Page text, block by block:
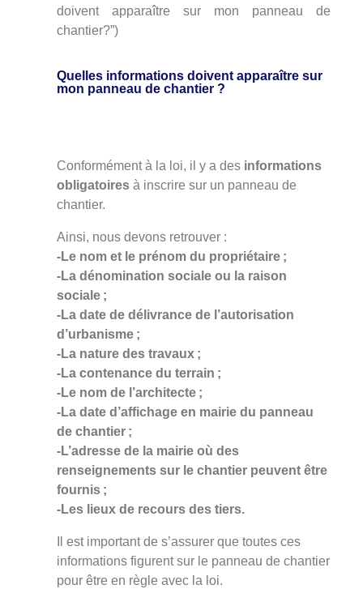
doivent apparaître sur mon panneau de
chantier?”)
Quelles informations doivent apparaître sur
mon panneau de chantier ?
Conformément à la loi, il y a des informations
obligatoires à inscrire sur un panneau de
chantier.
Ainsi, nous devons retrouver :
-Le nom et le prénom du propriétaire ;
-La dénomination sociale ou la raison
sociale ;
-La date de délivrance de l’autorisation
d’urbanisme ;
-La nature des travaux ;
-La contenance du terrain ;
-Le nom de l’architecte ;
-La date d’affichage en mairie du panneau
de chantier ;
-L’adresse de la mairie où des
renseignements sur le chantier peuvent être
fournis ;
-Les lieux de recours des tiers.
Il est important de s’assurer que toutes ces
informations figurent sur le panneau de chantier
pour être en règle avec la loi.